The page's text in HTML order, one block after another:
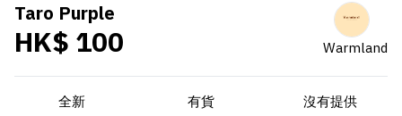
Taro Purple
HK$ 100 Warmland
全新 有貨 沒有提供